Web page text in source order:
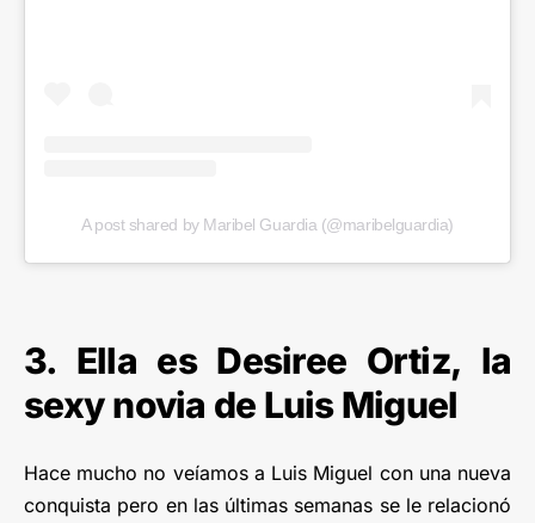
A post shared by Maribel Guardia (@maribelguardia)
3. Ella es Desiree Ortiz, la
sexy novia de Luis Miguel
Hace mucho no veíamos a Luis Miguel con una nueva
conquista pero en las últimas semanas se le relacionó